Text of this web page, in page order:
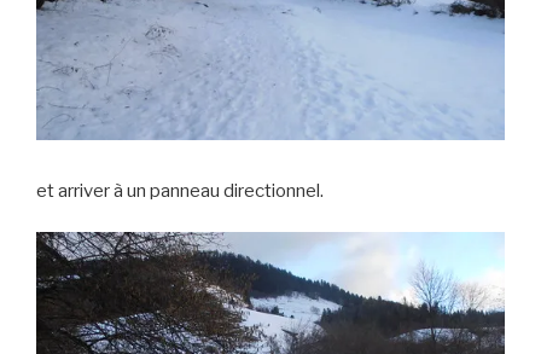
et arriver à un panneau directionnel.